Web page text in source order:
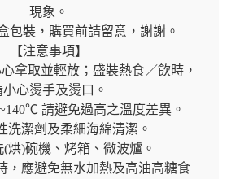
現象。
包裝，購買前請留意，謝謝。
【注意事項】
拿取並輕放；盛裝熱食／飲時，
小心燙手及燙口。
請避免過高之溫度差異。
洗潔劑及柔細海綿清潔。
(烘)碗機、烤箱、微波爐。
，應避免無水加熱及高油高糖食